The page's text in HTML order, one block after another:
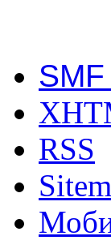
RSS